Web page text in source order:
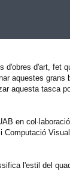
d'obres d'art, fet
aquestes
aquesta tasca
en
l'estil del